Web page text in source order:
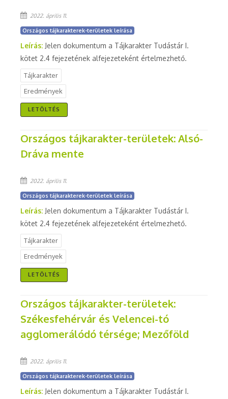
2022. április 11.
Országos tájkarakterek-területek leírása
Leírás: Jelen dokumentum a Tájkarakter Tudástár I.
kötet 2.4 fejezetének alfejezeteként értelmezhető.
Tájkarakter
Eredmények
LETÖLTÉS
Országos tájkarakter-területek: Alsó-
Dráva mente
2022. április 11.
Országos tájkarakterek-területek leírása
Leírás: Jelen dokumentum a Tájkarakter Tudástár I.
kötet 2.4 fejezetének alfejezeteként értelmezhető.
Tájkarakter
Eredmények
LETÖLTÉS
Országos tájkarakter-területek:
Székesfehérvár és Velencei-tó
agglomerálódó térsége; Mezőföld
2022. április 11.
Országos tájkarakterek-területek leírása
Leírás: Jelen dokumentum a Tájkarakter Tudástár I.